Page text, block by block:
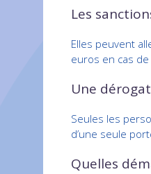
Les
Elles peuvent
euros en cas
Une
Seules les
d’une seule
Quelles